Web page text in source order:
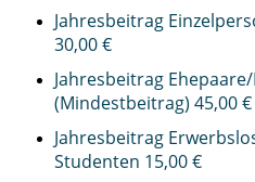
Jahresbeitrag
30,00 €
Jahresbeitrag
(Mindestbeitrag) 45,00 €
Jahresbeitrag
Studenten 15,00 €